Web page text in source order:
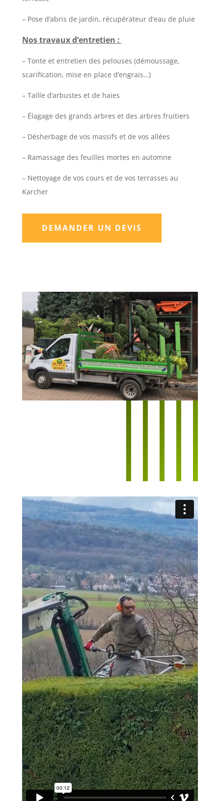
– Pose d’abris de jardin, récupérateur d’eau de pluie
Nos travaux d’entretien :
– Tonte et entretien des pelouses (démoussage,
scarification, mise en place d’engrais…)
– Taille d’arbustes et de haies
– Élagage des grands arbres et des arbres fruitiers
– Désherbage de vos massifs et de vos allées
– Ramassage des feuilles mortes en automne
– Nettoyage de vos cours et de vos terrasses au
Karcher
DEMANDER UN DEVIS